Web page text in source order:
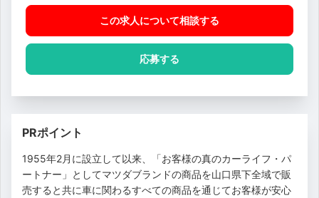
この求人について相談する
応募する
PRポイント
1955年2月に設立して以来、「お客様の真のカーライフ・パ
ートナー」としてマツダブランドの商品を山口県下全域で販
売すると共に車に関わるすべての商品を通じてお客様が安心